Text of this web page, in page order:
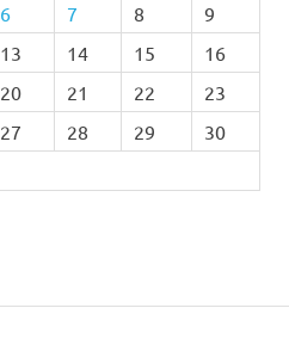
6 7 8
9
13 14 15
16
20 21 22
23
27 28 29
30